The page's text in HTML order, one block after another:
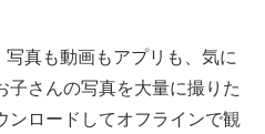
真も動画もアプリも、気に
子さんの写真を大量に撮りた
ンロードしてオフラインで観